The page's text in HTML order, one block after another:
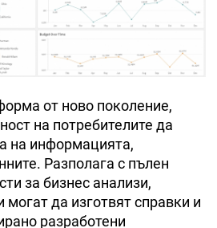
от ново поколение,
на потребителите да
на информацията,
Разполага с пълен
за бизнес анализи,
могат да изготвят справки и
разработени